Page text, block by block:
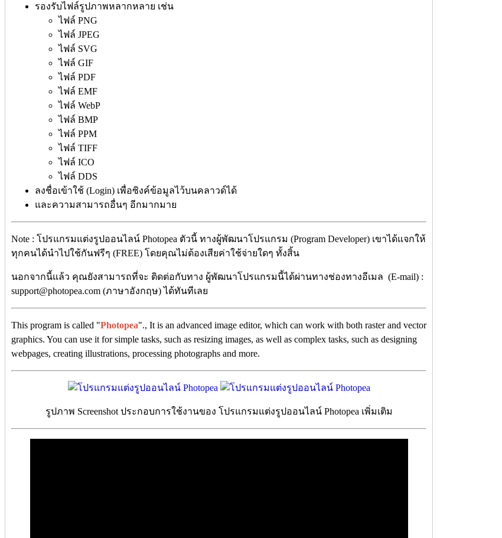
รองรับไฟล์รูปภาพหลากหลาย เช่น
ไฟล์ PNG
ไฟล์ JPEG
ไฟล์ SVG
ไฟล์ GIF
ไฟล์ PDF
ไฟล์ EMF
ไฟล์ WebP
ไฟล์ BMP
ไฟล์ PPM
ไฟล์ TIFF
ไฟล์ ICO
ไฟล์ DDS
ลงชื่อเข้าใช้ (Login) เพื่อซิงค์ข้อมูลไว้บนคลาวด์ได้
และความสามารถอื่นๆ อีกมากมาย
Note : โปรแกรมแต่งรูปออนไลน์ Photopea ตัวนี้ ทางผู้พัฒนาโปรแกรม (Program Developer) เขาได้แจกให้
ทุกคนได้นำไปใช้กันฟรีๆ (FREE) โดยคุณไม่ต้องเสียค่าใช้จ่ายใดๆ ทั้งสิ้น
นอกจากนี้แล้ว คุณยังสามารถที่จะ ติดต่อกับทาง ผู้พัฒนาโปรแกรมนี้ได้ผ่านทางช่องทางอีเมล (E-mail) :
support@photopea.com (ภาษาอังกฤษ) ได้ทันทีเลย
This program is called "Photopea"., It is an advanced image editor, which can work with both raster and vector
graphics. You can use it for simple tasks, such as resizing images, as well as complex tasks, such as designing
webpages, creating illustrations, processing photographs and more.
รูปภาพ Screenshot ประกอบการใช้งานของ โปรแกรมแต่งรูปออนไลน์ Photopea เพิ่มเติม